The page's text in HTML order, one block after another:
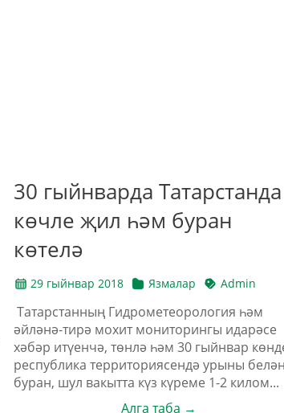
30 гыйнварда Татарстанда
көчле җил һәм буран
көтелә
29 гыйнвар 2018 Язмалар Admin
Татарстанның Гидрометеорология һәм
әйләнә-тирә мохит мониторингы идарәсе
хәбәр итүенчә, төнлә һәм 30 гыйнвар
республика территориясендә урыны белән
буран, шул вакытта күз күреме 1-2 килом...
Алга таба →